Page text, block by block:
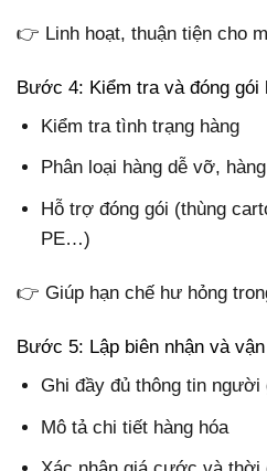
👉 Linh hoạt, thuận tiện cho
Bước 4: Kiểm tra và đóng gói
Kiểm tra tình trạng hàng
Phân loại hàng dễ vỡ,
Hỗ trợ đóng gói (thùng
PE…)
👉 Giúp hạn chế hư hỏng
Bước 5: Lập biên nhận và
Ghi đầy đủ thông tin
Mô tả chi tiết hàng hóa